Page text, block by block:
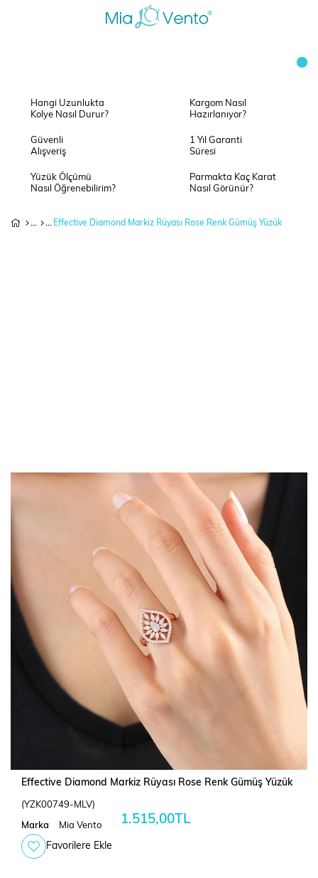
Hangi Uzunlukta
Kolye Nasıl Durur?
Kargom Nasıl
Hazırlanıyor?
Güvenli
Alışveriş
1 Yıl Garanti
Süresi
Yüzük Ölçümü
Nasıl Öğrenebilirim?
Parmakta Kaç Karat
Nasıl Görünür?
Effective Diamond Markiz Rüyası Rose Renk Gümüş Yüzük
Effective Diamond Markiz Rüyası Rose Renk Gümüş Yüzük
(YZK00749-MLV)
Marka Mia Vento 1.515,00TL
Favorilere Ekle